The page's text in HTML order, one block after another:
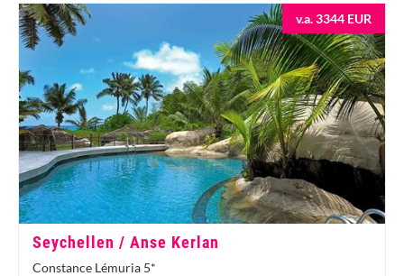
v.a. 3344 EUR
Seychellen / Anse Kerlan
Constance Lémuria 5*